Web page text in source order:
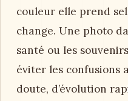
couleur elle prend
change. Une photo
santé ou les
éviter les confusions
doute, d’évolution